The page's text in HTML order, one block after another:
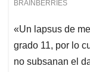
«Un lapsus de
grado 11, por lo
no subsanan el